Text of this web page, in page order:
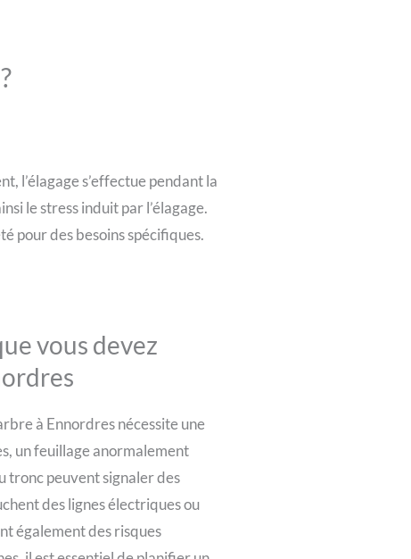
l’élagage s’effectue pendant la
le stress induit par l’élagage.
pour des besoins spécifiques.
vous devez
à Ennordres nécessite une
un feuillage anormalement
tronc peuvent signaler des
des lignes électriques ou
également des risques